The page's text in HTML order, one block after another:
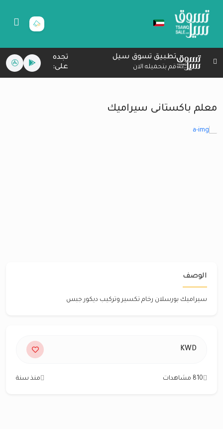
تطبيق تسوق سيل
قم بتحميله الان
تجده
على:
معلم باكستانى سيراميك
الوصف
سيراميك بورسلان رخام تكسير وتركيب ديكور جبس
KWD
810 مشاهدات منذ سنة